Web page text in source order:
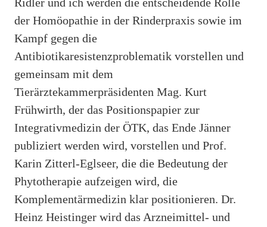
der Homöopathie in der Rinderpraxis sowie im
Kampf gegen die
Antibiotikaresistenzproblematik vorstellen und
gemeinsam mit dem
Tierärztekammerpräsidenten Mag. Kurt
Frühwirth, der das Positionspapier zur
Integrativmedizin der ÖTK, das Ende Jänner
publiziert werden wird, vorstellen und Prof.
Karin Zitterl-Eglseer, die die Bedeutung der
Phytotherapie aufzeigen wird, die
Komplementärmedizin klar positionieren. Dr.
Heinz Heistinger wird das Arzneimittel- und